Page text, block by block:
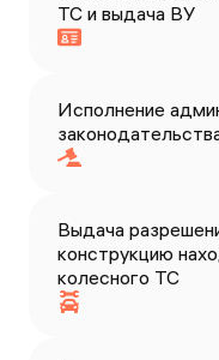
ТС и выдача ВУ
Исполнение
Выдача
конструкцию
колесного ТС